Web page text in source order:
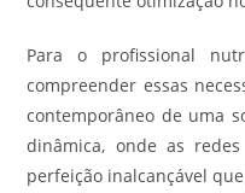
Para o profissional
compreender essas
contemporâneo de uma
dinâmica, onde as
perfeição inalcançável